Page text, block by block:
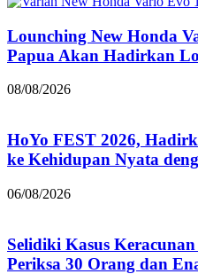
Lounching New Honda
Papua Akan Hadirkan
08/08/2026
HoYo FEST 2026,
ke Kehidupan Nyata
06/08/2026
Selidiki Kasus
Periksa 30 Orang dan